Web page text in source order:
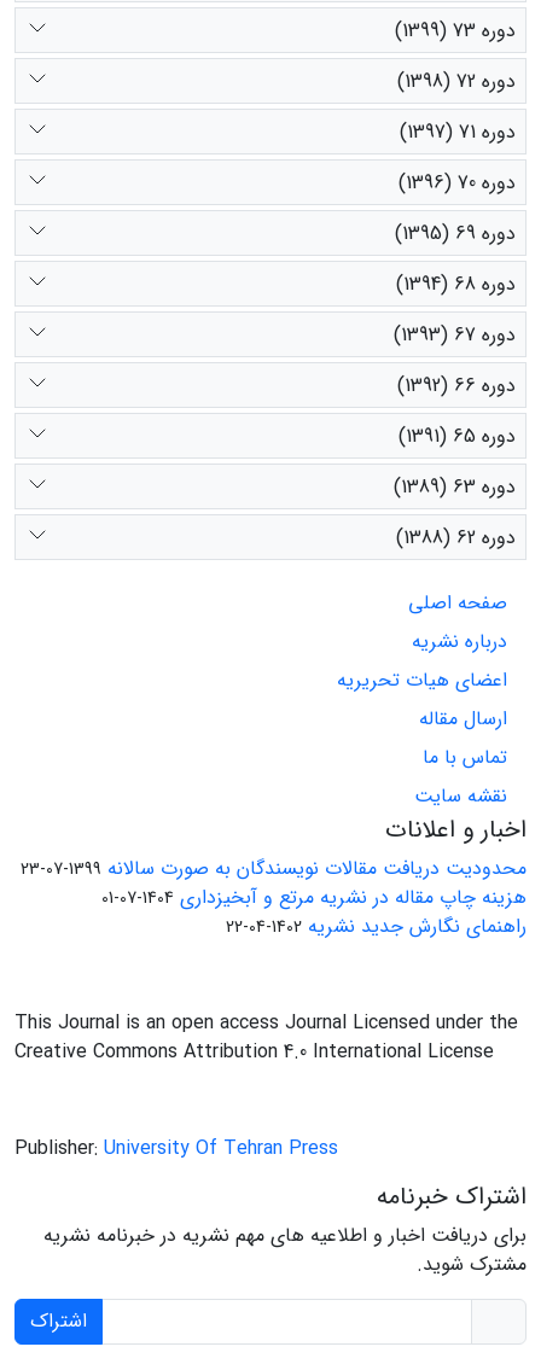
دوره 73 (1399)
دوره 72 (1398)
دوره 71 (1397)
دوره 70 (1396)
دوره 69 (1395)
دوره 68 (1394)
دوره 67 (1393)
دوره 66 (1392)
دوره 65 (1391)
دوره 63 (1389)
دوره 62 (1388)
صفحه اصلی
درباره نشریه
اعضای هیات تحریریه
ارسال مقاله
تماس با ما
نقشه سایت
اخبار و اعلانات
محدودیت دریافت مقالات نویسندگان به صورت سالانه 1399-07-23
هزینه چاپ مقاله در نشریه مرتع و آبخیزداری 1404-07-01
راهنمای نگارش جدید نشریه 1402-04-22
This Journal is an open access Journal Licensed under the
Creative Commons Attribution 4.0 International License
Publisher: University Of Tehran Press
اشتراک خبرنامه
برای دریافت اخبار و اطلاعیه های مهم نشریه در خبرنامه نشریه
مشترک شوید.
اشتراک